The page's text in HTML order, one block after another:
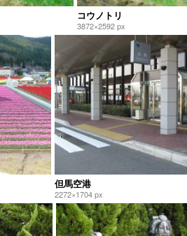
コウノトリ
3872×2592 px
但馬空港
2272×1704 px